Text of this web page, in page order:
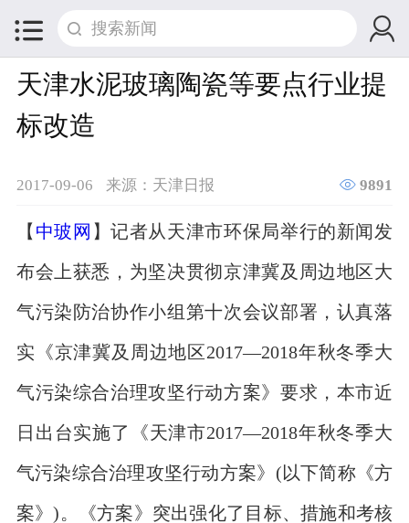
 
天津水泥玻璃陶瓷等要点行业提
标改造
2017-09-06 来源：天津日报  9891
【 中玻网 】记者从天津市环保局举行的新闻发
布会上获悉，为坚决贯彻京津冀及周边地区大
气污染防治协作小组第十次会议部署，认真落
实《京津冀及周边地区2017—2018年秋冬季大
气污染综合治理攻坚行动方案》要求，本市近
日出台实施了《天津市2017—2018年秋冬季大
气污染综合治理攻坚行动方案》(以下简称《方
案》)。《方案》突出强化了目标、措施和考核